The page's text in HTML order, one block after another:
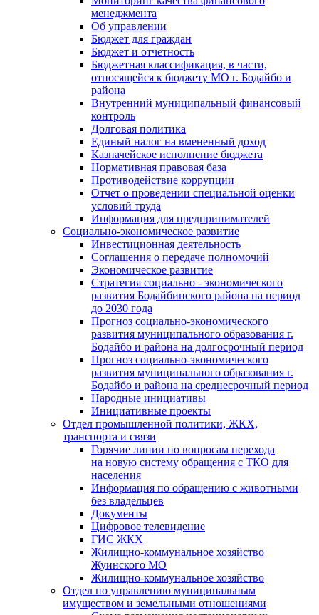
менеджмента
Об управлении
Бюджет для граждан
Бюджет и отчетность
Бюджетная классификация, в части,
относящейся к бюджету МО г. Бодайбо и
района
Внутренний муниципальный финансовый
контроль
Долговая политика
Единый налог на вмененный доход
Казначейское исполнение бюджета
Нормативная правовая база
Противодействие коррупции
Отчет о проведении специальной оценки
условий труда
Информация для предпринимателей
Социально-экономическое развитие
Инвестиционная деятельность
Соглашения о передаче полномочий
Экономическое развитие
Стратегия социально - экономического
развития Бодайбинского района на период
до 2030 года
Прогноз социально-экономического
развития муниципального образования г.
Бодайбо и района на долгосрочный период
Прогноз социально-экономического
развития муниципального образования г.
Бодайбо и района на среднесрочный период
Народные инициативы
Инициативные проекты
Отдел промышленной политики, ЖКХ,
транспорта и связи
Горячие линии по вопросам перехода
на новую систему обращения с ТКО для
населения
Информация по обращению с животными
без владельцев
Документы
Цифровое телевидение
ГИС ЖКХ
Жилищно-коммунальное хозяйство
Жуинского МО
Жилищно-коммунальное хозяйство
Отдел по управлению муниципальным
имуществом и земельными отношениями